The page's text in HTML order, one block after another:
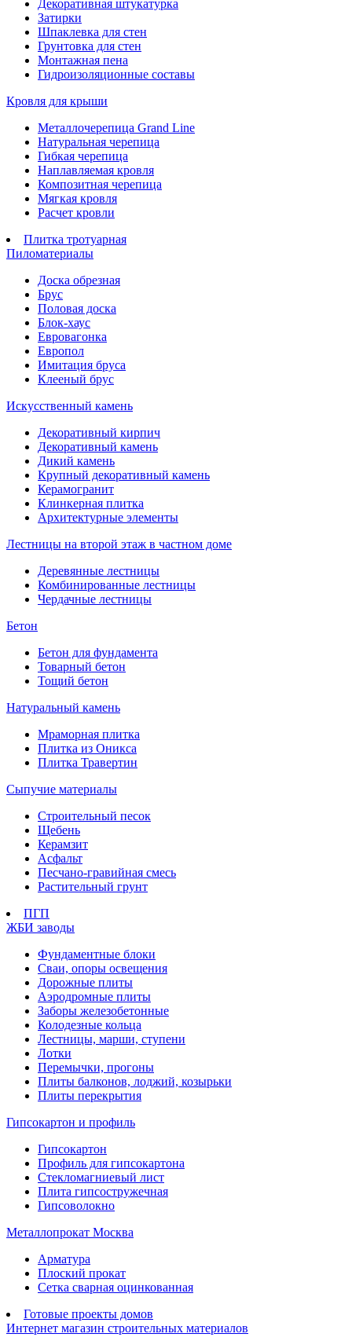
Декоративная штукатурка
Затирки
Шпаклевка для стен
Грунтовка для стен
Монтажная пена
Гидроизоляционные составы
Кровля для крыши
Металлочерепица Grand Line
Натуральная черепица
Гибкая черепица
Наплавляемая кровля
Композитная черепица
Мягкая кровля
Расчет кровли
Плитка тротуарная
Пиломатериалы
Доска обрезная
Брус
Половая доска
Блок-хаус
Евровагонка
Европол
Имитация бруса
Клееный брус
Искусственный камень
Декоративный кирпич
Декоративный камень
Дикий камень
Крупный декоративный камень
Керамогранит
Клинкерная плитка
Архитектурные элементы
Лестницы на второй этаж в частном доме
Деревянные лестницы
Комбинированные лестницы
Чердачные лестницы
Бетон
Бетон для фундамента
Товарный бетон
Тощий бетон
Натуральный камень
Мраморная плитка
Плитка из Оникса
Плитка Травертин
Сыпучие материалы
Строительный песок
Щебень
Керамзит
Асфальт
Песчано-гравийная смесь
Растительный грунт
ПГП
ЖБИ заводы
Фундаментные блоки
Сваи, опоры освещения
Дорожные плиты
Аэродромные плиты
Заборы железобетонные
Колодезные кольца
Лестницы, марши, ступени
Лотки
Перемычки, прогоны
Плиты балконов, лоджий, козырьки
Плиты перекрытия
Гипсокартон и профиль
Гипсокартон
Профиль для гипсокартона
Стекломагниевый лист
Плита гипсостружечная
Гипсоволокно
Металлопрокат Москва
Арматура
Плоский прокат
Сетка сварная оцинкованная
Готовые проекты домов
Интернет магазин строительных материалов